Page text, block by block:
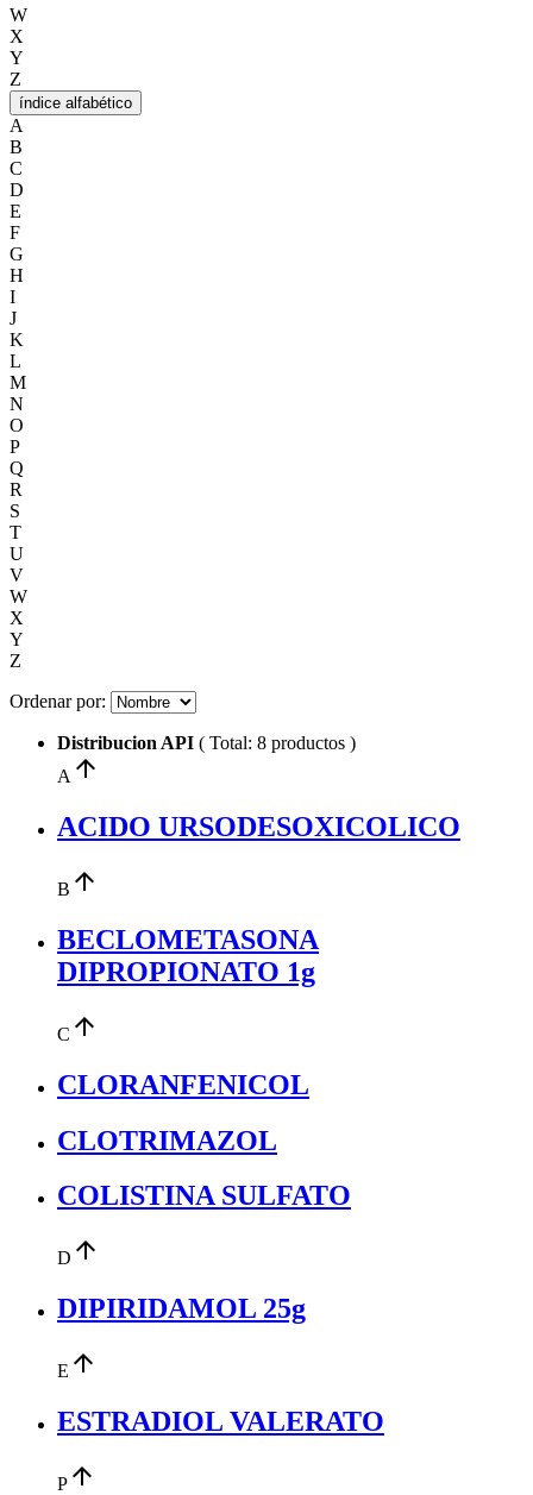
W
X
Y
Z
índice alfabético
A
B
C
D
E
F
G
H
I
J
K
L
M
N
O
P
Q
R
S
T
U
V
W
X
Y
Z
Ordenar por:
Distribucion API ( Total: 8 productos )
A arrow_upward
ACIDO URSODESOXICOLICO
B arrow_upward
BECLOMETASONA
DIPROPIONATO 1g
C arrow_upward
CLORANFENICOL
CLOTRIMAZOL
COLISTINA SULFATO
D arrow_upward
DIPIRIDAMOL 25g
E arrow_upward
ESTRADIOL VALERATO
P arrow_upward